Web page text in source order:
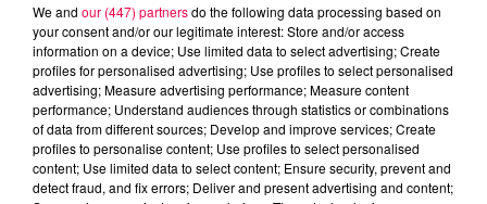
We and our (447) partnersdo the following data processing based on
your consent and/or our legitimate interest: Store and/or access
information on a device; Use limited data to select advertising; Create
profiles for personalised advertising; Use profiles to select personalised
advertising; Measure advertising performance; Measure content
performance; Understand audiences through statistics or combinations
of data from different sources; Develop and improve services; Create
profiles to personalise content; Use profiles to select personalised
content; Use limited data to select content; Ensure security, prevent and
detect fraud, and fix errors; Deliver and present advertising and content;